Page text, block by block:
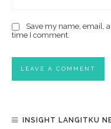
Save my name, email,
time I comment.
INSIGHT LANGITKU